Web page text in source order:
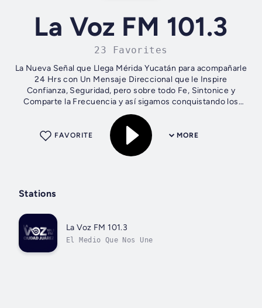
La Voz FM 101.3
23 Favorites
La Nueva Señal que Llega Mérida Yucatán para acompañarle
24 Hrs con Un Mensaje Direccional que le Inspire
Confianza, Seguridad, pero sobre todo Fe, Sintonice y
Comparte la Frecuencia y así sigamos conquistando los
Aires de Nuestra Nación.
MORE
FAVORITE
Stations
La Voz FM 101.3
El Medio Que Nos Une